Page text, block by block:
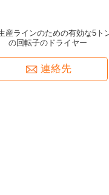
産ラインのための有効な5ト
の回転子のドライヤー
連絡先